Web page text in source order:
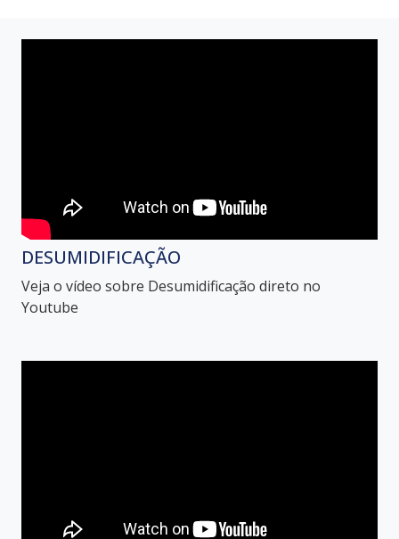
DESUMIDIFICAÇÃO
Veja o vídeo sobre Desumidificação direto no
Youtube